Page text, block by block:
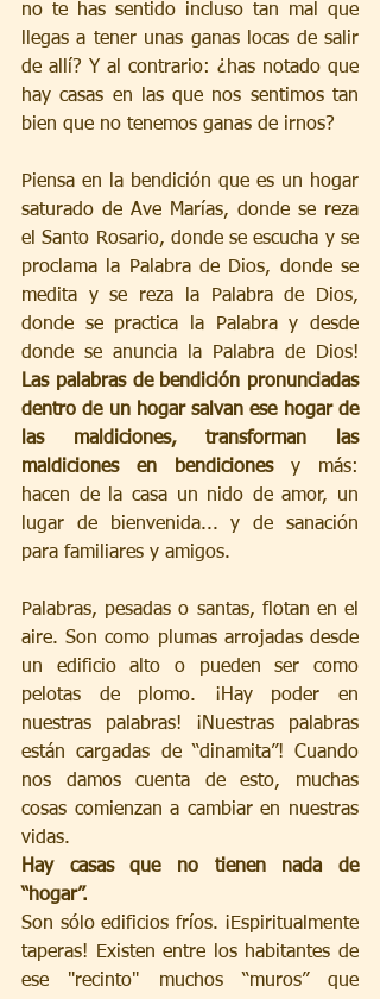
no te has sentido incluso tan mal que
llegas a tener unas ganas locas de salir
de allí? Y al contrario: ¿has notado que
hay casas en las que nos sentimos tan
bien que no tenemos ganas de irnos?
Piensa en la bendición que es un hogar
saturado de Ave Marías, donde se reza
el Santo Rosario, donde se escucha y se
proclama la Palabra de Dios, donde se
medita y se reza la Palabra de Dios,
donde se practica la Palabra y desde
Las palabras de bendición pronunciadas
dentro de un hogar salvan ese hogar de
las maldiciones, transforman las
maldiciones en bendiciones y más:
hacen de la casa un nido de amor, un
lugar de bienvenida... y de sanación
para familiares y amigos.
Palabras, pesadas o santas, flotan en el
aire. Son como plumas arrojadas desde
un edificio alto o pueden ser como
pelotas de plomo. ¡Hay poder en
nuestras palabras! ¡Nuestras palabras
están cargadas de “dinamita”! Cuando
nos damos cuenta de esto, muchas
cosas comienzan a cambiar en nuestras
vidas.
Hay casas que no tienen nada de
“hogar”.
Son sólo edificios fríos. ¡Espiritualmente
taperas! Existen entre los habitantes de
ese "recinto" muchos “muros” que